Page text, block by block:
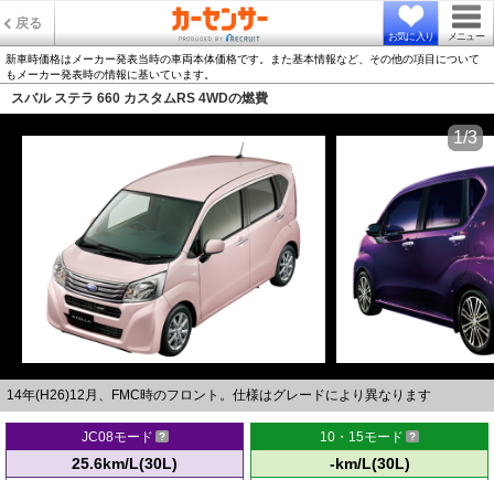
戻る
お気に入り メニュー
新車時価格はメーカー発表当時の車両本体価格です。また基本情報など、その他の項目について
もメーカー発表時の情報に基いています。
スバル ステラ 660 カスタムRS 4WDの燃費
14年(H26)12月、FMC時のフロント。仕様はグレードにより異なります
1/3
JC08モード
25.6km/L(30L)
10・15モード
-km/L(30L)